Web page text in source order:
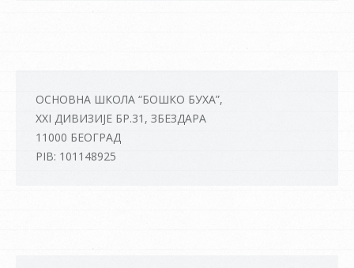
ОСНОВНА ШКОЛА “БОШКО БУХА”,
XXI ДИВИЗИЈЕ БР.31, ЗБЕЗДАРА
11000 БЕОГРАД
PIB: 101148925